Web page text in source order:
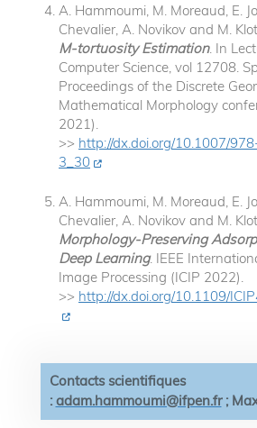
A. Hammoumi, M. Moreaud, E.
Chevalier, A. Novikov and M.
M-tortuosity Estimation. In
Computer Science, vol 12708.
Proceedings of the Discrete
Mathematical Morphology
2021).
>> http://dx.doi.org/10.1007/
3_30
A. Hammoumi, M. Moreaud, E.
Chevalier, A. Novikov and M.
Morphology-Preserving
Deep Learning. IEEE
Image Processing (ICIP 2022).
>> http://dx.doi.org/10.1109/
Contacts scientifiques
: adam.hammoumi@ifpen.fr;